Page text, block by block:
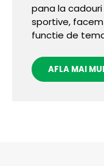
pana la
sportive,
functie de
AFLA MAI